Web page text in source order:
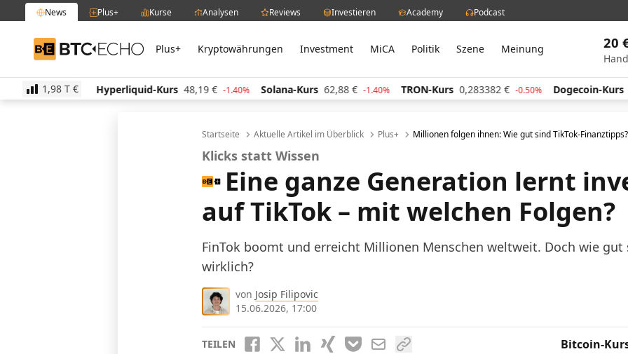
News Plus+ Kurse Analysen Reviews Investieren Academy Podcast
BTC-ECHO Plus+ Kryptowährungen Investment MiCA Politik Szene Meinung 20
1,98 T €
€ -0.10% Hyperliquid-Kurs 48,19 € -1.40% Solana-Kurs 62,88 € -1.40% TRON-Kurs 0,283382 € -0.50% Dogecoin-Kurs
Startseite Aktuelle Artikel im Überblick Plus+ Millionen folgen ihnen: Wie gut sind TikTok-Finanztipps?
Klicks statt Wissen
Eine ganze Generation lernt
auf TikTok – mit welchen Folgen?
FinTok boomt und erreicht Millionen Menschen weltweit. Doch wie
wirklich?
von Josip Filipovic
15.06.2026, 17:00
TEILEN Bitcoin-